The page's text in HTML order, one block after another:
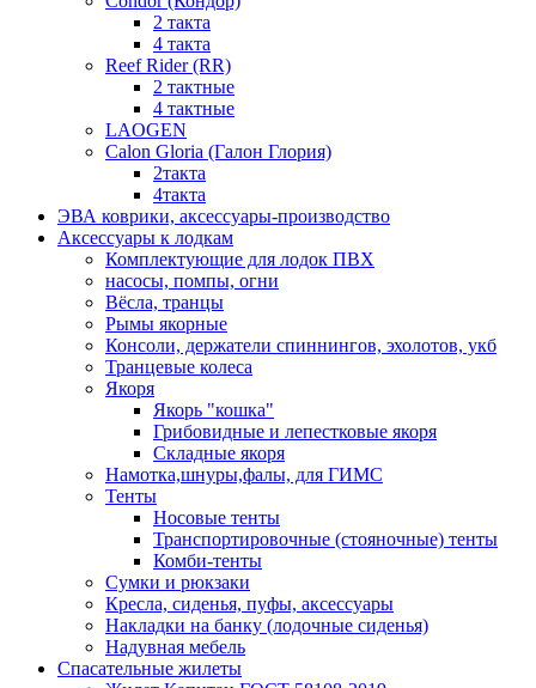
2 такта
4 такта
Reef Rider (RR)
2 тактные
4 тактные
LAOGEN
Calon Gloria (Галон Глория)
2такта
4такта
ЭВА коврики, аксессуары-производство
Аксессуары к лодкам
Комплектующие для лодок ПВХ
насосы, помпы, огни
Вёсла, транцы
Рымы якорные
Консоли, держатели спиннингов, эхолотов, укб
Транцевые колеса
Якоря
Якорь "кошка"
Грибовидные и лепестковые якоря
Складные якоря
Намотка,шнуры,фалы, для ГИМС
Тенты
Носовые тенты
Транспортировочные (стояночные) тенты
Комби-тенты
Сумки и рюкзаки
Кресла, сиденья, пуфы, аксессуары
Накладки на банку (лодочные сиденья)
Надувная мебель
Спасательные жилеты